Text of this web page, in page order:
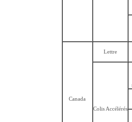
Canada
Lettre
Colis Accélérés